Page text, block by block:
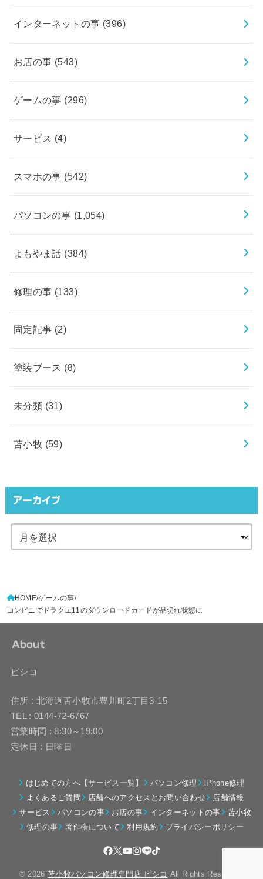
インターネットの事 (396)
お店の事 (543)
ゲームの事 (296)
サービス (4)
スマホの事 (542)
パソコンの事 (1,054)
よもやま話 (384)
修理の事 (133)
固定記事 (2)
塗装ブース (8)
未分類 (31)
苫小牧 (59)
アーカイブ
HOME ゲームの事
コンビニでドラクエ11のダウンロードカードが品切れ状態に
About
ピシコ
住所 : 北海道苫小牧市豊川町2丁目3-15
TEL : 0144-72-6767
営業時間 : 8:30～19:00
定休日 : 日曜日
はじめての方へ【サービス一覧】 パソコン修理
iPhone修理
よくあるご質問
店舗へのアクセスとお問い合わせ
店舗情報
サービス
パソコンの事 お店の事 インターネットの事
苫小牧
修理の事
著作権について 利用規約 プライバシーポリシー
© 2026苫小牧パソコン修理専門店 ピシコ All Rights Reserved.